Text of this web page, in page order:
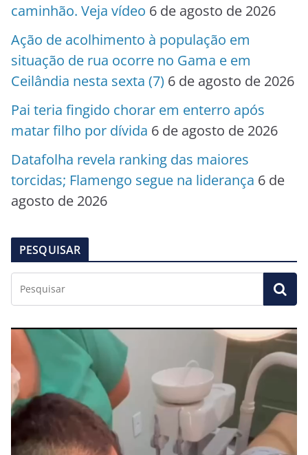
caminhão. Veja vídeo 6 de agosto de 2026
Ação de acolhimento à população em
situação de rua ocorre no Gama e em
Ceilândia nesta sexta (7) 6 de agosto de 2026
Pai teria fingido chorar em enterro após
matar filho por dívida 6 de agosto de 2026
Datafolha revela ranking das maiores
torcidas; Flamengo segue na liderança 6 de
agosto de 2026
PESQUISAR